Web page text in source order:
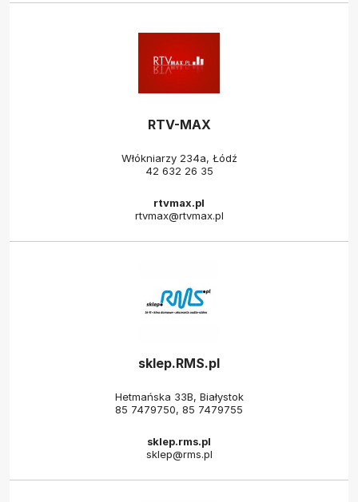
RTV-MAX
Włókniarzy 234a, Łódź
42 632 26 35
rtvmax.pl
rtvmax@rtvmax.pl
sklep.RMS.pl
Hetmańska 33B, Białystok
85 7479750, 85 7479755
sklep.rms.pl
sklep@rms.pl